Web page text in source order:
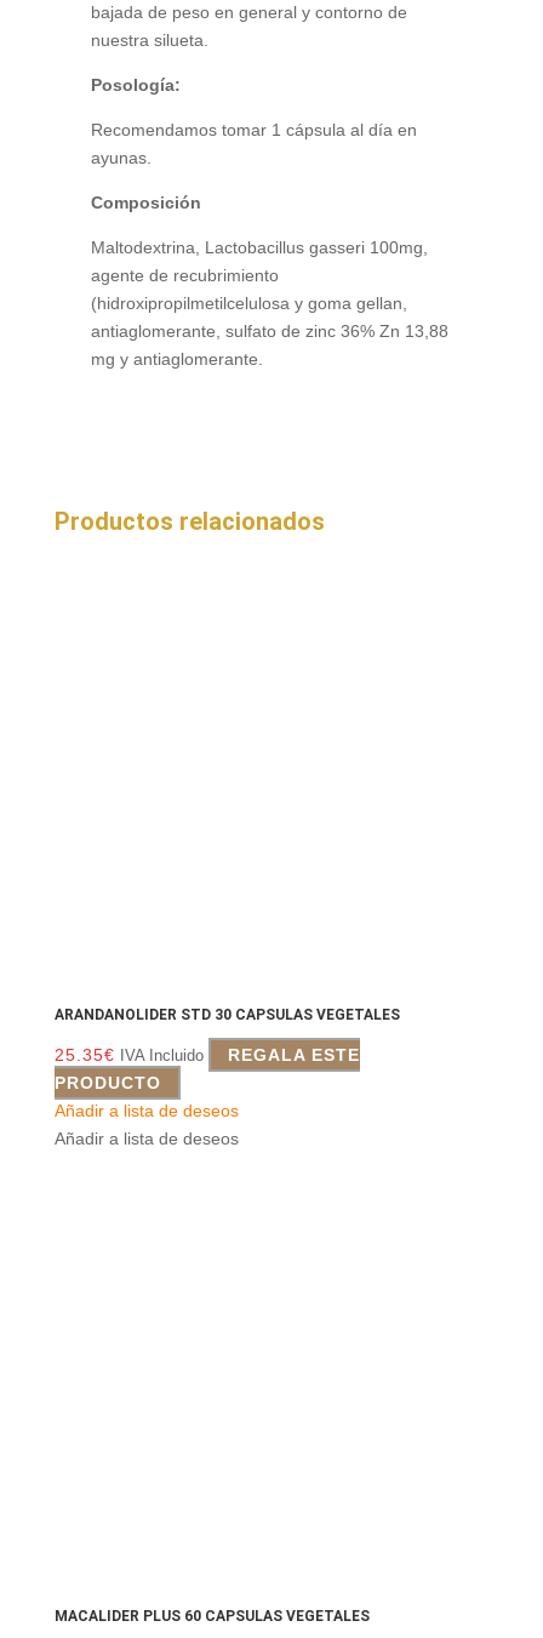
bajada de peso en general y contorno de
nuestra silueta.
Posología:
Recomendamos tomar 1 cápsula al día en
ayunas.
Composición
Maltodextrina, Lactobacillus gasseri 100mg,
agente de recubrimiento
(hidroxipropilmetilcelulosa y goma gellan,
antiaglomerante, sulfato de zinc 36% Zn 13,88
mg y antiaglomerante.
Productos relacionados
ARANDANOLIDER STD 30 CAPSULAS VEGETALES
25.35€ IVA Incluido
REGALA ESTE
PRODUCTO
Añadir a lista de deseos
Añadir a lista de deseos
MACALIDER PLUS 60 CAPSULAS VEGETALES